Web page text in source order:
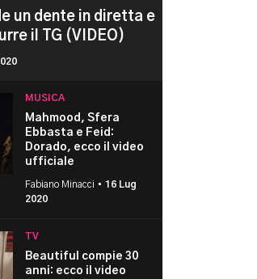
un dente in diretta e
il TG (VIDEO)
MUSICA
Mahmood, Sfera
Ebbasta e Feid:
Dorado, ecco il video
ufficiale
Fabiano Minacci • 16 Lug
2020
TV
Beautiful compie 30
anni: ecco il video